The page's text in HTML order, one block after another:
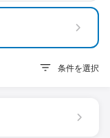
条件を選択